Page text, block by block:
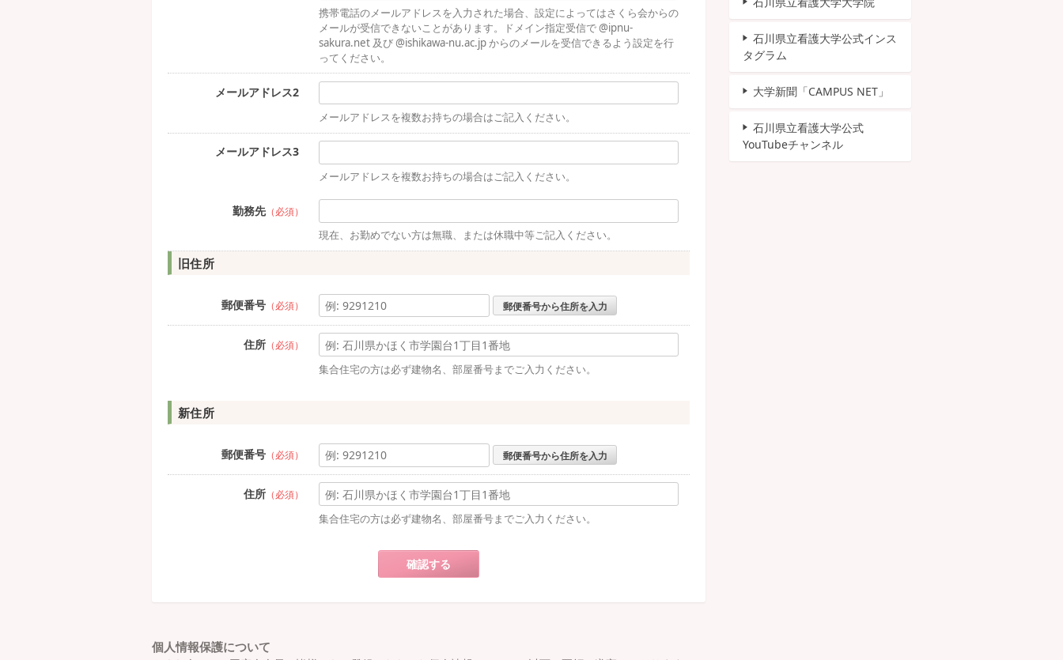
携帯電話のメールアドレスを入力された場合、設定によってはさくら会からの
メールが受信できないことがあります。ドメイン指定受信で @ipnu-
sakura.net 及び @ishikawa-nu.ac.jp からのメールを受信できるよう設定を行
ってください。
メールアドレス2
メールアドレスを複数お持ちの場合はご記入ください。
メールアドレス3
メールアドレスを複数お持ちの場合はご記入ください。
勤務先（必須）
現在、お勤めでない方は無職、または休職中等ご記入ください。
旧住所
郵便番号（必須） 郵便番号から住所を入力
住所（必須）
集合住宅の方は必ず建物名、部屋番号までご入力ください。
新住所
郵便番号（必須） 郵便番号から住所を入力
住所（必須）
集合住宅の方は必ず建物名、部屋番号までご入力ください。
確認する
石川県立看護大学公式インス
タグラム
大学新聞「CAMPUS NET」
石川県立看護大学公式
YouTubeチャンネル
個人情報保護について